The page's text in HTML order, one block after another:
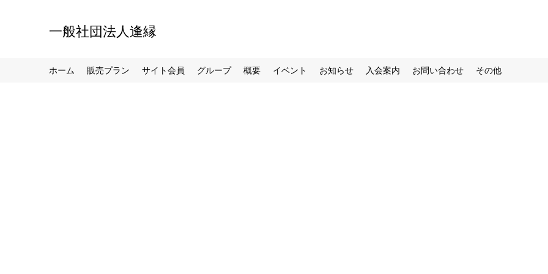
一般社団法人逢縁
ホーム 販売プラン サイト会員 グループ 概要 イベント お知らせ 入会案内 お問い合わせ その他